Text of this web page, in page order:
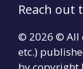
Reach out
© 2026 © All
etc.)